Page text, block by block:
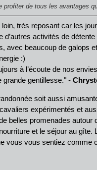
profiter de tous les avantages
très reposant car les
activités de
avec beaucoup de galops
:)
à l’écoute de nos
grande gentillesse." -
soit aussi
expérimentés et
belles promenades
et le séjour au gîte.
vous vous sentiez comme